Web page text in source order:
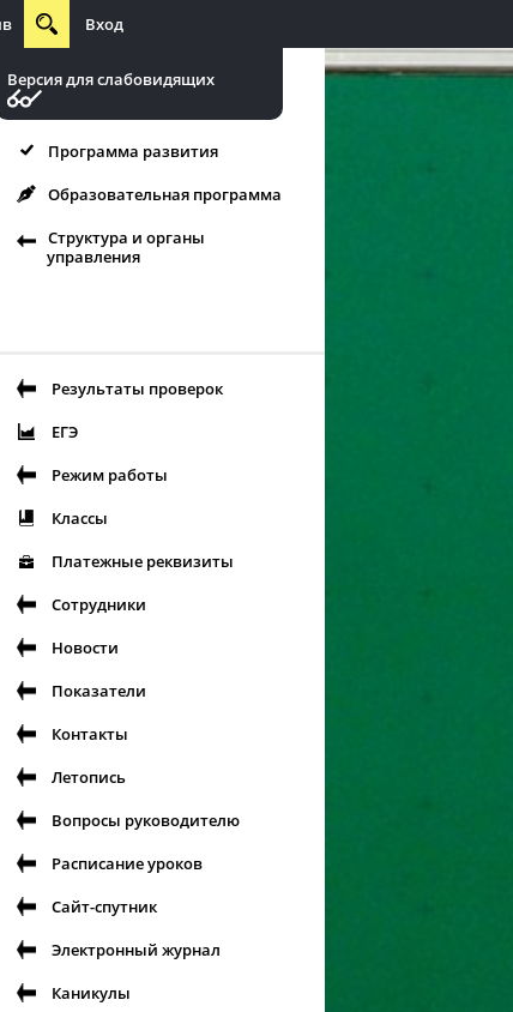
Вход
Версия для слабовидящих
Программа развития
Образовательная программа
Структура и органы
управления
Результаты проверок
ЕГЭ
Режим работы
Классы
Платежные реквизиты
Сотрудники
Новости
Показатели
Контакты
Летопись
Вопросы руководителю
Расписание уроков
Сайт-спутник
Электронный журнал
Каникулы